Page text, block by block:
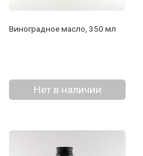
Виноградное масло, 350 мл
Нет в наличии